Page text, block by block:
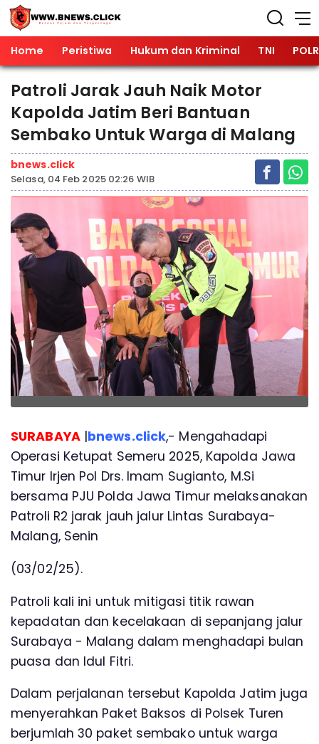
Home Peristiwa Hukum dan Kriminal TNI
Patroli Jarak Jauh Naik Motor
Kapolda Jatim Beri Bantuan
Sembako Untuk Warga di Malang
bnews.click
Selasa, 04 Feb 2025 02:26 WIB
SURABAYA|bnews.click,- Mengahadapi
Operasi Ketupat Semeru 2025, Kapolda Jawa
Timur Irjen Pol Drs. Imam Sugianto, M.Si
bersama PJU Polda Jawa Timur melaksanakan
Patroli R2 jarak jauh jalur Lintas Surabaya-
Malang, Senin
(03/02/25).
Patroli kali ini untuk mitigasi titik rawan
kepadatan dan kecelakaan di sepanjang jalur
Surabaya - Malang dalam menghadapi bulan
puasa dan Idul Fitri.
Dalam perjalanan tersebut Kapolda Jatim juga
menyerahkan Paket Baksos di Polsek Turen
berjumlah 30 paket sembako untuk warga